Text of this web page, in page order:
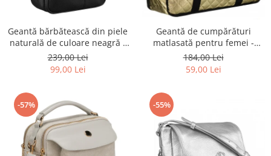
Geantă bărbătească din piele
naturală de culoare neagră -
Rovicky PTR-R-ST7-01-7571-
BLACK
239,00 Lei
99,00 Lei
Geantă de cumpărături
matlasată pentru femei -
Rovicky PTR-RSPV-001P-5277
GOLD
184,00 Lei
59,00 Lei
-57% -55%